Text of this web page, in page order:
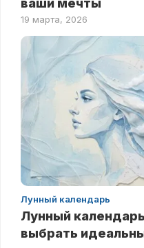
19 марта, 2026
Лунный календарь
Лунный
выбрать